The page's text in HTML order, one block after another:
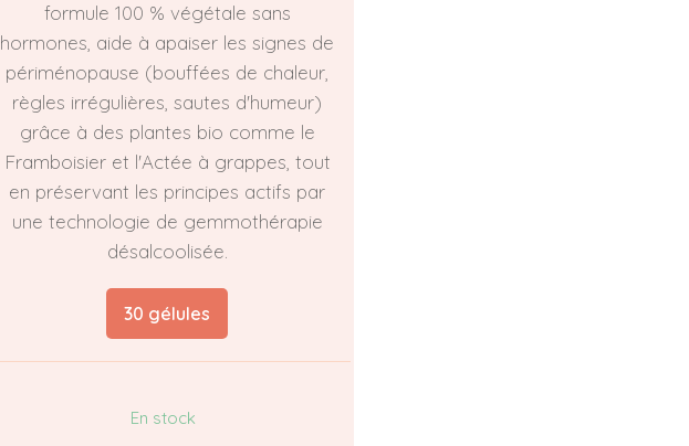
formule 100 % végétale sans
hormones, aide à apaiser les signes de
périménopause (bouffées de chaleur,
règles irrégulières, sautes d'humeur)
grâce à des plantes bio comme le
Framboisier et l'Actée à grappes, tout
en préservant les principes actifs par
une technologie de gemmothérapie
désalcoolisée.
30 gélules
En stock